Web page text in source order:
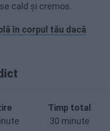
cald și cremos.
în corpul tău dacă
Timp total
30 minute